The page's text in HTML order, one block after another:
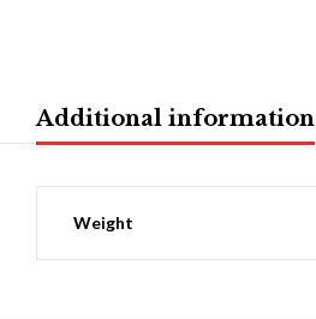
Additional information
Weight